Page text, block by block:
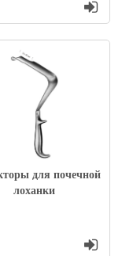
для почечной
лоханки